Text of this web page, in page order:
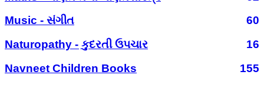
Music - સંગીત
60
Naturopathy - કુદરતી ઉપચાર
16
Navneet Children Books
155